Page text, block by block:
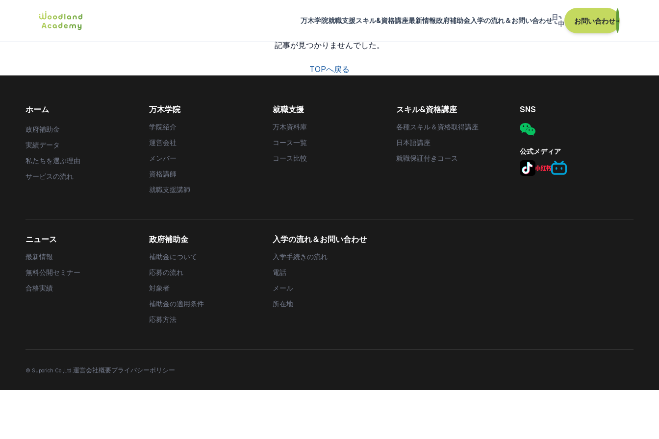
万木学院就職支援スキル&資格講座最新情報政府補助金入学の流れ＆お問い合わせ お問い合わせ→
記事が見つかりませんでした。
TOPへ戻る
ホーム
政府補助金
実績データ
私たちを選ぶ理由
サービスの流れ
万木学院
学院紹介
運営会社
メンバー
資格講師
就職支援講師
就職支援
万木資料庫
コース一覧
コース比較
スキル&資格講座
各種スキル＆資格取得講座
日本語講座
就職保証付きコース
SNS
公式メディア
ニュース
最新情報
無料公開セミナー
合格実績
政府補助金
補助金について
応募の流れ
対象者
補助金の適用条件
応募方法
入学の流れ＆お問い合わせ
入学手続きの流れ
電話
メール
所在地
© Suporich Co.,Ltd. 運営会社概要プライバシーポリシー